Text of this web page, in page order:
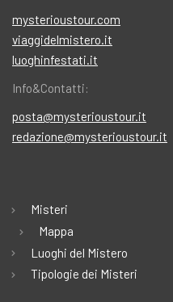
mysterioustour.com
viaggidelmistero.it
luoghinfestati.it
Info&Contatti:
posta@mysterioustour.it
redazione@mysterioustour.it
Misteri
Mappa
Luoghi del Mistero
Tipologie dei Misteri